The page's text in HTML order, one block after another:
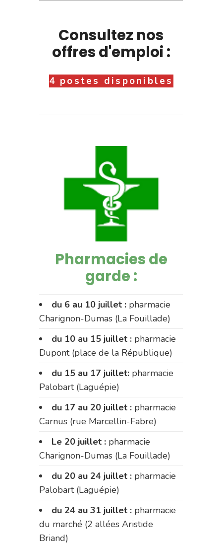
Consultez nos
offres d'emploi :
4 postes disponibles
Pharmacies de
garde :
du 6 au 10 juillet : pharmacie
Charignon-Dumas (La Fouillade)
du 10 au 15 juillet : pharmacie
Dupont (place de la République)
du 15 au 17 juillet: pharmacie
Palobart (Laguépie)
du 17 au 20 juillet : pharmacie
Carnus (rue Marcellin-Fabre)
Le 20 juillet : pharmacie
Charignon-Dumas (La Fouillade)
du 20 au 24 juillet : pharmacie
Palobart (Laguépie)
du 24 au 31 juillet : pharmacie
du marché (2 allées Aristide
Briand)